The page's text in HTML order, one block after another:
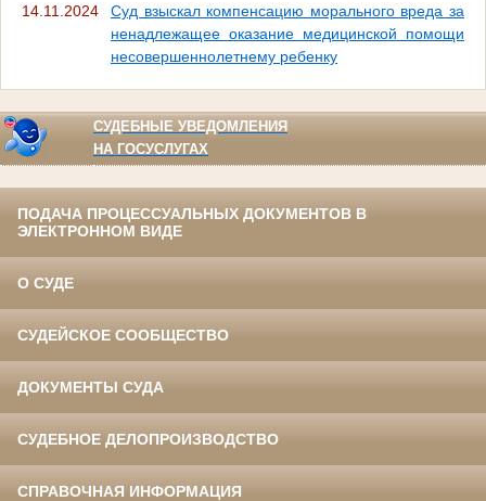
14.11.2024
Суд взыскал компенсацию морального вреда за
ненадлежащее оказание медицинской помощи
несовершеннолетнему ребенку
СУДЕБНЫЕ УВЕДОМЛЕНИЯ
НА ГОСУСЛУГАХ
ПОДАЧА ПРОЦЕССУАЛЬНЫХ ДОКУМЕНТОВ В
ЭЛЕКТРОННОМ ВИДЕ
О СУДЕ
СУДЕЙСКОЕ СООБЩЕСТВО
ДОКУМЕНТЫ СУДА
СУДЕБНОЕ ДЕЛОПРОИЗВОДСТВО
СПРАВОЧНАЯ ИНФОРМАЦИЯ